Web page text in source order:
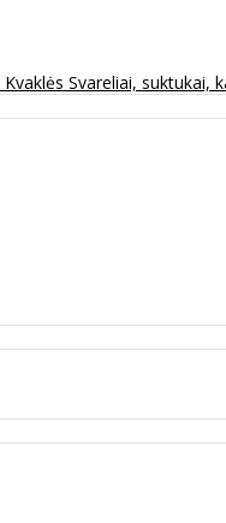
Kvaklės Svareliai, suktukai,